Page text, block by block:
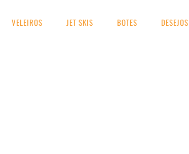
VELEIROS JET SKIS BOTES DESEJOS